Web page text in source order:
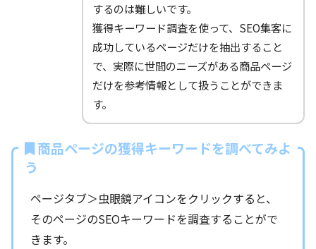
するのは難しいです。
獲得キーワード調査を使って、SEO集客に
成功しているページだけを抽出すること
で、実際に世間のニーズがある商品ページ
だけを参考情報として扱うことができま
す。
商品ページの獲得キーワードを調べてみよ
う
ページタブ＞虫眼鏡アイコンをクリックすると、
そのページのSEOキーワードを調査することがで
きます。